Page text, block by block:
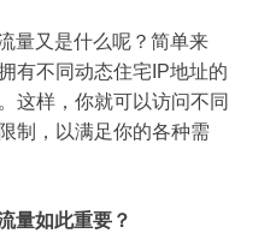
又是什么呢？简单来
有不同动态住宅IP地址的
这样，你就可以访问不同
制，以满足你的各种需
量如此重要？